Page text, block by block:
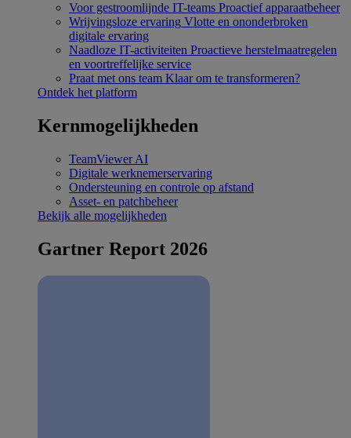
Voor gestroomlijnde IT-teams Proactief apparaatbeheer
Wrijvingsloze ervaring Vlotte en ononderbroken
digitale ervaring
Naadloze IT-activiteiten Proactieve herstelmaatregelen
en voortreffelijke service
Praat met ons team Klaar om te transformeren?
Ontdek het platform
Kernmogelijkheden
TeamViewer AI
Digitale werknemerservaring
Ondersteuning en controle op afstand
Asset- en patchbeheer
Bekijk alle mogelijkheden
Gartner Report 2026